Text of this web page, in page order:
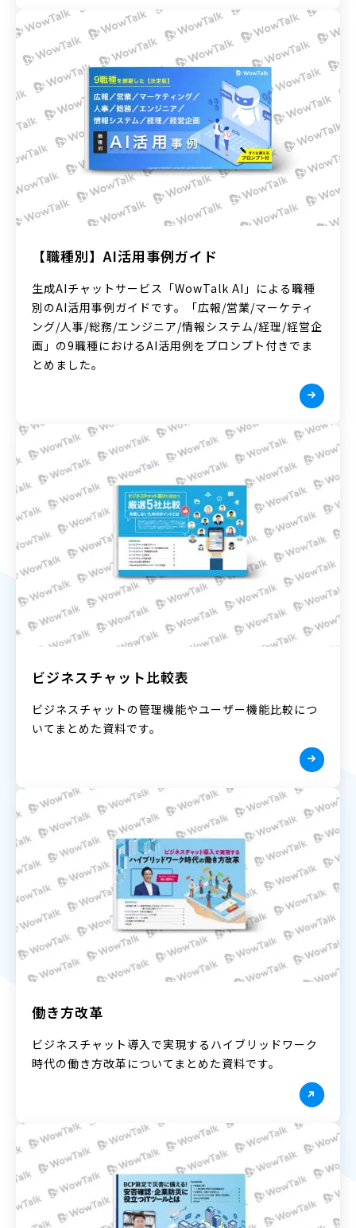
【職種別】AI活用事例ガイド
生成AIチャットサービス「WowTalk AI」による職種
別のAI活用事例ガイドです。「広報/営業/マーケティ
ング/人事/総務/エンジニア/情報システム/経理/経営企
画」の9職種におけるAI活用例をプロンプト付きでま
とめました。
ビジネスチャット比較表
ビジネスチャットの管理機能やユーザー機能比較につ
いてまとめた資料です。
働き方改革
ビジネスチャット導入で実現するハイブリッドワーク
時代の働き方改革についてまとめた資料です。